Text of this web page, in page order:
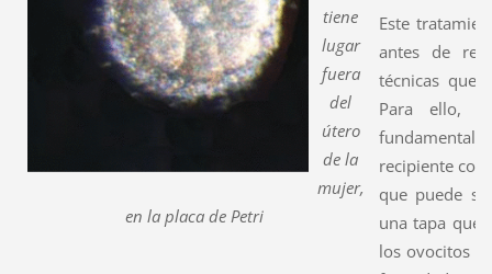
tiene
lugar
fuera
del
útero
de la
mujer,
en la placa de Petri
Este
antes de
técnicas que
Para ello,
fundamental
recipiente
que puede
una tapa que
los ovocitos